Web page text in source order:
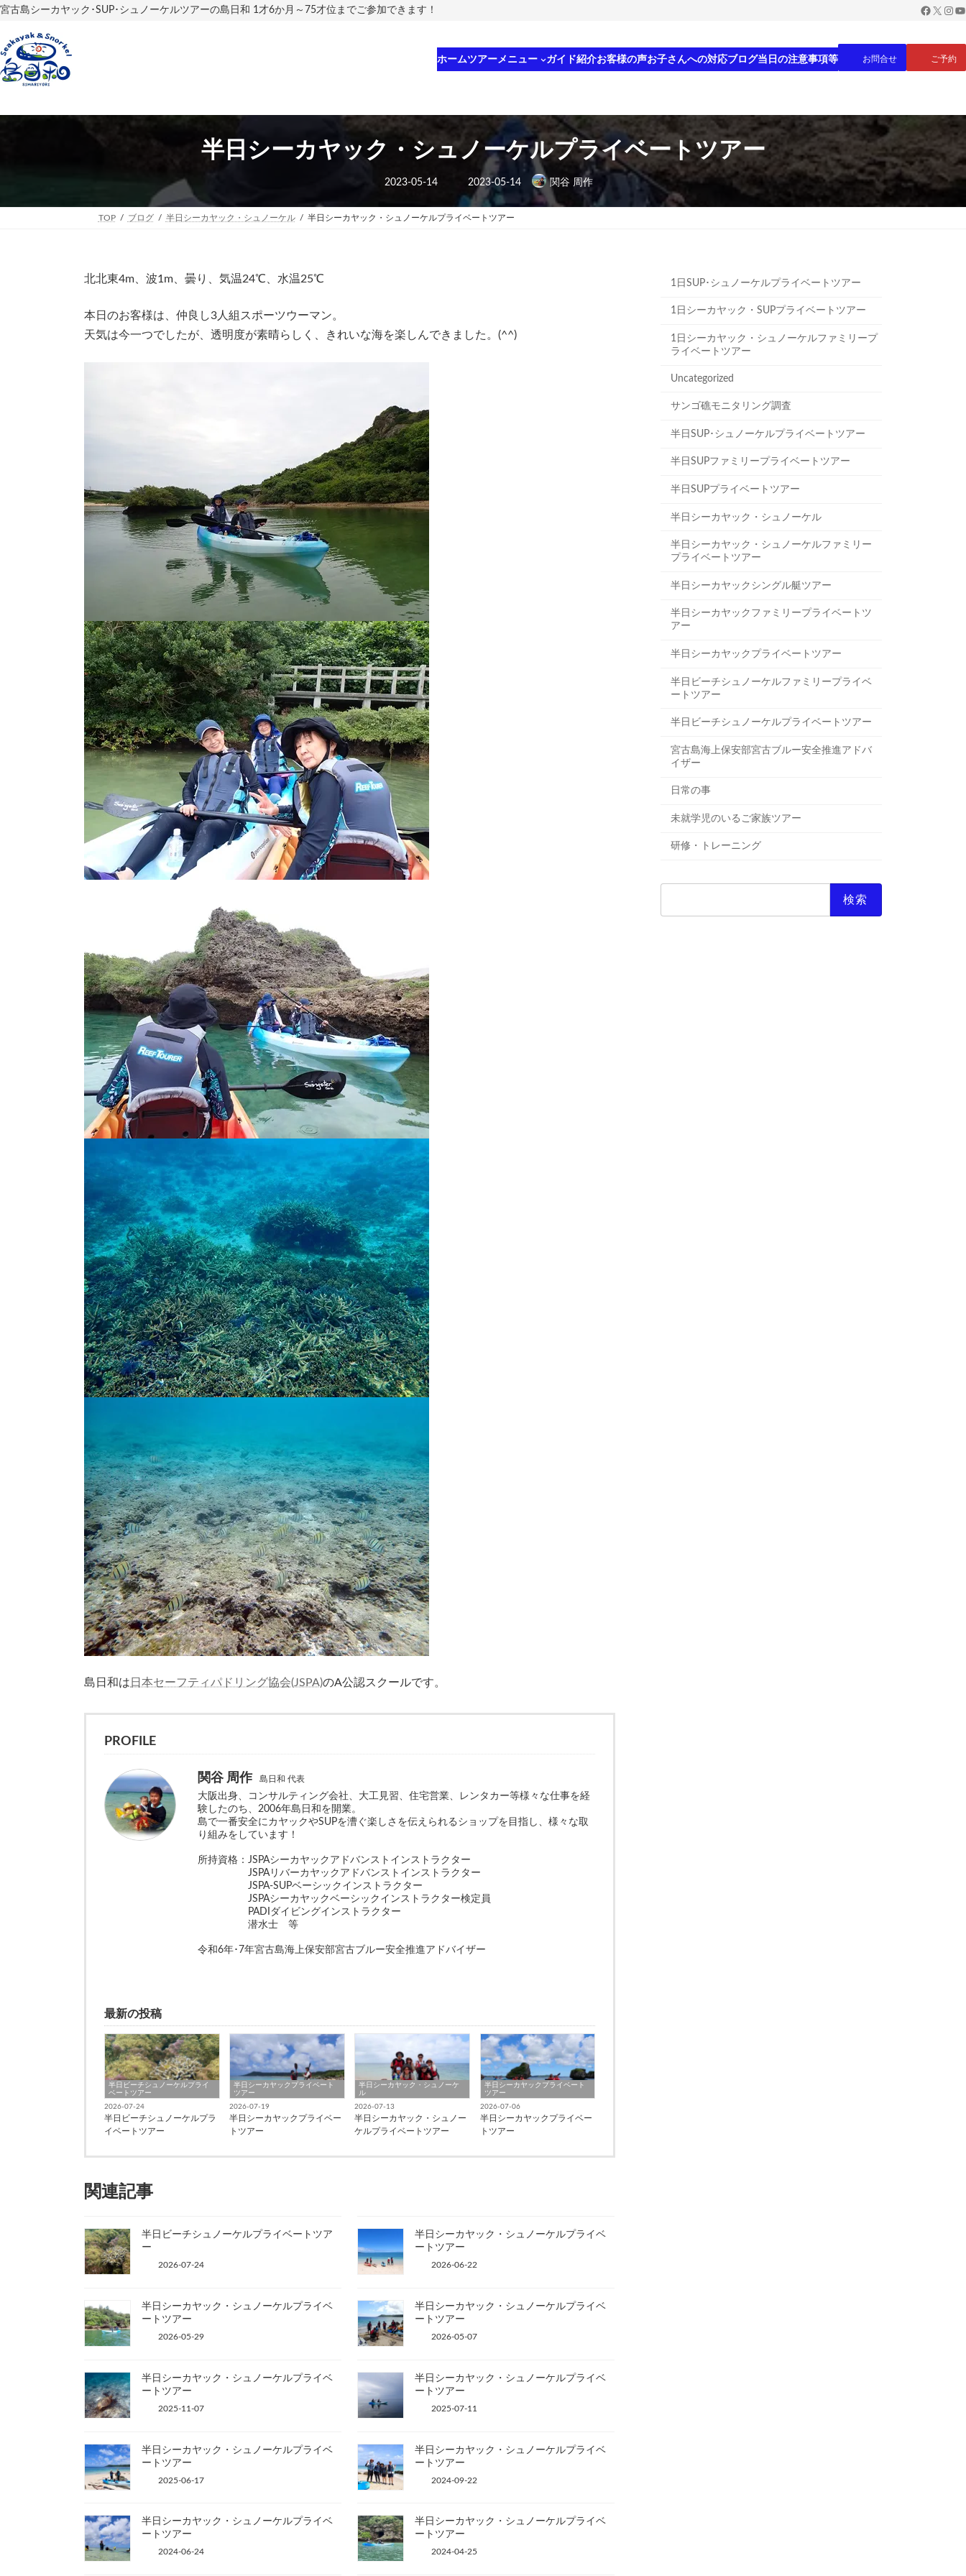
コ
ン
ツ
へ
ナ
ー
シ
ョ
宮古島シーカヤック･SUP･シュノーケルツアーの島日和 1才6か月～75才位までご参加できます！ X
ホームツアーメニュー ガイド紹介お客様の声お子さんへの対応ブログ当日の注意事項等 お問合せ ご予約
半日シーカヤック・シュノーケルプライベートツアー
2023-05-14
最
終
更
新
日
2023-05-14 関谷 周作
TOP ブログ 半日シーカヤック・シュノーケル 半日シーカヤック・シュノーケルプライベートツアー
北北東4m、波1m、曇り、気温24℃、水温25℃
本日のお客様は、仲良し3人組スポーツウーマン。
天気は今一つでしたが、透明度が素晴らしく、きれいな海を楽しんできました。(^^)
島日和は 日本セーフティパドリング協会(JSPA)のA公認スクールです。
PROFILE
関谷 周作 島日和 代表
大阪出身、コンサルティング会社、大工見習、住宅営業、レンタカー等様々な仕事を経
験したのち、2006年島日和を開業。
島で一番安全にカヤックやSUPを漕ぐ楽しさを伝えられるショップを目指し、様々な取
り組みをしています！
所持資格：JSPAシーカヤックアドバンストインストラクター
JSPAリバーカヤックアドバンストインストラクター
JSPA-SUPベーシックインストラクター
JSPAシーカヤックベーシックインストラクター検定員
PADIダイビングインストラクター
潜水士 等
令和6年･7年宮古島海上保安部宮古ブルー安全推進アドバイザー
最新の投稿
半日ビーチシュノーケルプライ
ベートツアー
2026-07-24
半日ビーチシュノーケルプラ
イベートツアー
半日シーカヤックプライベート
ツアー
2026-07-19
半日シーカヤックプライベー
トツアー
半日シーカヤック・シュノーケ
ル
2026-07-13
半日シーカヤック・シュノー
ケルプライベートツアー
半日シーカヤックプライベート
ツアー
2026-07-06
半日シーカヤックプライベー
トツアー
関連記事
半日ビーチシュノーケルプライベートツア
ー
2026-07-24
半日シーカヤック・シュノーケルプライベ
ートツアー
2026-06-22
半日シーカヤック・シュノーケルプライベ
ートツアー
2026-05-29
半日シーカヤック・シュノーケルプライベ
ートツアー
2026-05-07
半日シーカヤック・シュノーケルプライベ
ートツアー
2025-11-07
半日シーカヤック・シュノーケルプライベ
ートツアー
2025-07-11
半日シーカヤック・シュノーケルプライベ
ートツアー
2025-06-17
半日シーカヤック・シュノーケルプライベ
ートツアー
2024-09-22
半日シーカヤック・シュノーケルプライベ
ートツアー
2024-06-24
半日シーカヤック・シュノーケルプライベ
ートツアー
2024-04-25
1日SUP･シュノーケルプライベートツアー
1日シーカヤック・SUPプライベートツアー
1日シーカヤック・シュノーケルファミリープ
ライベートツアー
Uncategorized
サンゴ礁モニタリング調査
半日SUP･シュノーケルプライベートツアー
半日SUPファミリープライベートツアー
半日SUPプライベートツアー
半日シーカヤック・シュノーケル
半日シーカヤック・シュノーケルファミリー
プライベートツアー
半日シーカヤックシングル艇ツアー
半日シーカヤックファミリープライベートツ
アー
半日シーカヤックプライベートツアー
半日ビーチシュノーケルファミリープライベ
ートツアー
半日ビーチシュノーケルプライベートツアー
宮古島海上保安部宮古ブルー安全推進アドバ
イザー
日常の事
未就学児のいるご家族ツアー
研修・トレーニング